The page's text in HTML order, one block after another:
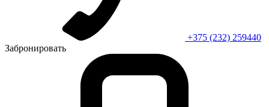
+375 (232) 259440
Забронировать